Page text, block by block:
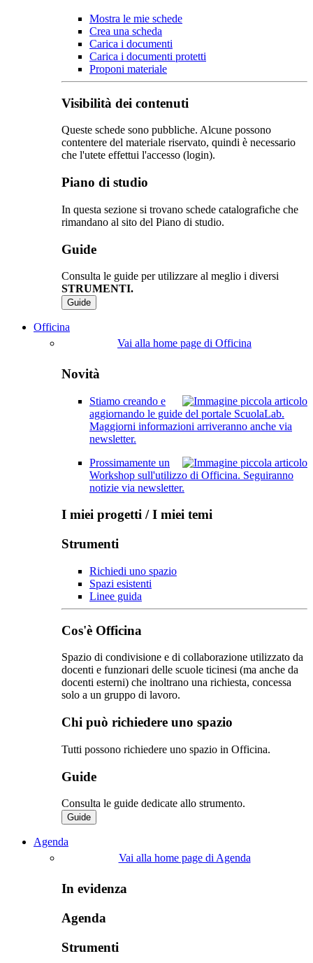
Mostra le mie schede
Crea una scheda
Carica i documenti
Carica i documenti protetti
Proponi materiale
Visibilità dei contenuti
Queste schede sono pubbliche. Alcune possono
contentere del materiale riservato, quindi è necessario
che l'utete effettui l'accesso (login).
Piano di studio
In questa sezione si trovano schede catalografiche che
rimandano al sito del Piano di studio.
Guide
Consulta le guide per utilizzare al meglio i diversi
STRUMENTI.
Guide
Officina
Vai alla home page di Officina
Novità
Stiamo creando e
aggiornando le guide del portale ScuolaLab.
Maggiorni informazioni arriveranno anche via
newsletter.
Prossimamente un
Workshop sull'utilizzo di Officina. Seguiranno
notizie via newsletter.
I miei progetti / I miei temi
Strumenti
Richiedi uno spazio
Spazi esistenti
Linee guida
Cos'è Officina
Spazio di condivisione e di collaborazione utilizzato da
docenti e funzionari delle scuole ticinesi (ma anche da
docenti esterni) che inoltrano una richiesta, concessa
solo a un gruppo di lavoro.​
Chi può richiedere uno spazio
Tutti possono richiedere uno spazio in Officina.
Guide
Consulta le guide dedicate allo strumento.
Guide
Agenda
Vai alla home page di Agenda
In evidenza
Agenda
Strumenti